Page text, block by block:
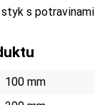
styk s potravinami
100 mm